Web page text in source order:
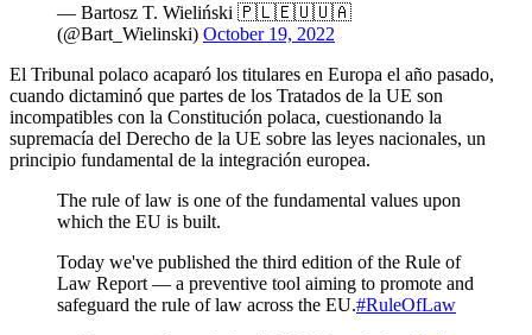
— Bartosz T. Wieliński 🇵🇱🇪🇺🇺🇦
(@Bart_Wielinski) October 19, 2022
El Tribunal polaco acaparó los titulares en Europa el año pasado,
cuando dictaminó que partes de los Tratados de la UE son
incompatibles con la Constitución polaca, cuestionando la
supremacía del Derecho de la UE sobre las leyes nacionales, un
principio fundamental de la integración europea.
The rule of law is one of the fundamental values upon
which the EU is built.
Today we've published the third edition of the Rule of
Law Report — a preventive tool aiming to promote and
safeguard the rule of law across the EU.#RuleOfLaw